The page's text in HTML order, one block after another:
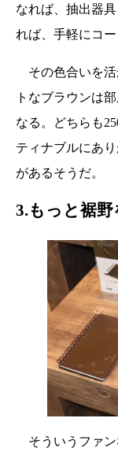
なれば、抽出器
れば、手軽にコー
その色合いを活
トなブラウンは
なる。どちらも
ティナブルにあ
があるそうだ。
3.もっと裾
そういうファン